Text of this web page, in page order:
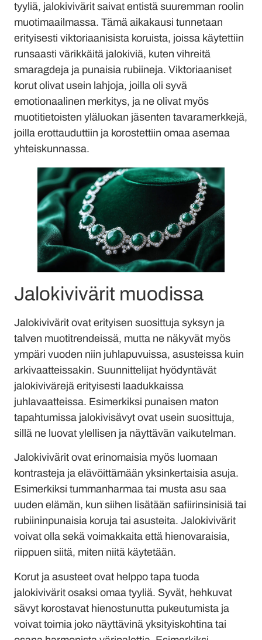
tyyliä, jalokivivärit saivat entistä suuremman roolin
muotimaailmassa. Tämä aikakausi tunnetaan
erityisesti viktoriaanisista koruista, joissa käytettiin
runsaasti värikkäitä jalokiviä, kuten vihreitä
smaragdeja ja punaisia rubiineja. Viktoriaaniset
korut olivat usein lahjoja, joilla oli syvä
emotionaalinen merkitys, ja ne olivat myös
muotitietoisten yläluokan jäsenten tavaramerkkejä,
joilla erottauduttiin ja korostettiin omaa asemaa
yhteiskunnassa.
Jalokivivärit muodissa
Jalokivivärit ovat erityisen suosittuja syksyn ja
talven muotitrendeissä, mutta ne näkyvät myös
ympäri vuoden niin juhlapuvuissa, asusteissa kuin
arkivaatteissakin. Suunnittelijat hyödyntävät
jalokivivärejä erityisesti laadukkaissa
juhlavaatteissa. Esimerkiksi punaisen maton
tapahtumissa jalokivisävyt ovat usein suosittuja,
sillä ne luovat ylellisen ja näyttävän vaikutelman.
Jalokivivärit ovat erinomaisia myös luomaan
kontrasteja ja elävöittämään yksinkertaisia asuja.
Esimerkiksi tummanharmaa tai musta asu saa
uuden elämän, kun siihen lisätään safiirinsinisiä tai
rubiininpunaisia koruja tai asusteita. Jalokivivärit
voivat olla sekä voimakkaita että hienovaraisia,
riippuen siitä, miten niitä käytetään.
Korut ja asusteet ovat helppo tapa tuoda
jalokivivärit osaksi omaa tyyliä. Syvät, hehkuvat
sävyt korostavat hienostunutta pukeutumista ja
voivat toimia joko näyttävinä yksityiskohtina tai